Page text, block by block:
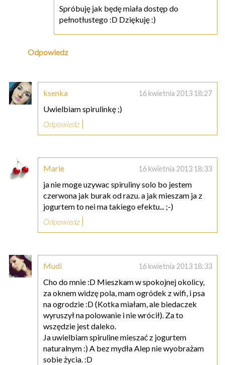
Spróbuję jak będę miała dostęp do
pełnotłustego :D Dziękuję :)
Odpowiedz
ksenka 16 kwietnia 2013 18:27
Uwielbiam spirulinkę ;)
Odpowiedz
Marie 16 kwietnia 2013 18:33
ja nie moge uzywac spiruliny solo bo jestem
czerwona jak burak od razu. a jak mieszam ja z
jogurtem to nei ma takiego efektu... ;-)
Odpowiedz
Mudi 16 kwietnia 2013 18:33
Cho do mnie :D Mieszkam w spokojnej okolicy,
za oknem widzę pola, mam ogródek z wifi, i psa
na ogrodzie :D (Kotka miałam, ale biedaczek
wyruszył na polowanie i nie wrócił). Za to
wszędzie jest daleko.
Ja uwielbiam spiruline mieszać z jogurtem
naturalnym :) A bez mydła Alep nie wyobrażam
sobie życia. :D